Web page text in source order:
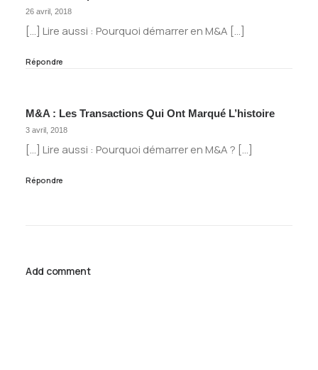
26 avril, 2018
[…] Lire aussi : Pourquoi démarrer en M&A […]
Répondre
M&A : Les Transactions Qui Ont Marqué L’histoire
3 avril, 2018
[…] Lire aussi : Pourquoi démarrer en M&A ? […]
Répondre
Add comment